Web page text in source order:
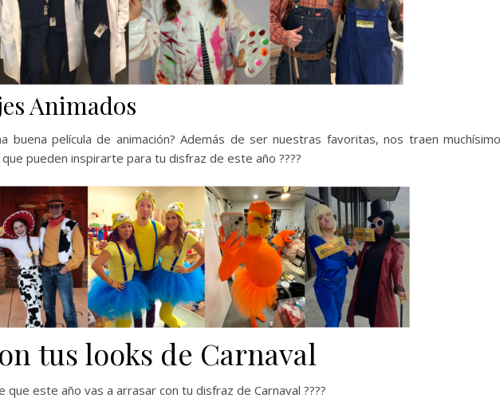
Animados
buena película de animación? Además de ser nuestras favoritas, nos traen
pueden inspirarte para tu disfraz de este año ????
tus looks de Carnaval
que este año vas a arrasar con tu disfraz de Carnaval ????